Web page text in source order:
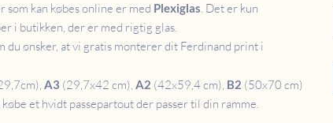
som kan købes online er med Plexiglas. Det er kun
i butikken, der er med rigtig glas.
du ønsker, at vi gratis monterer dit Ferdinand print i
A3 (29,7x42 cm), A2 (42x59,4 cm), B2 (50x70 cm)
købe et hvidt passepartout der passer til din ramme.